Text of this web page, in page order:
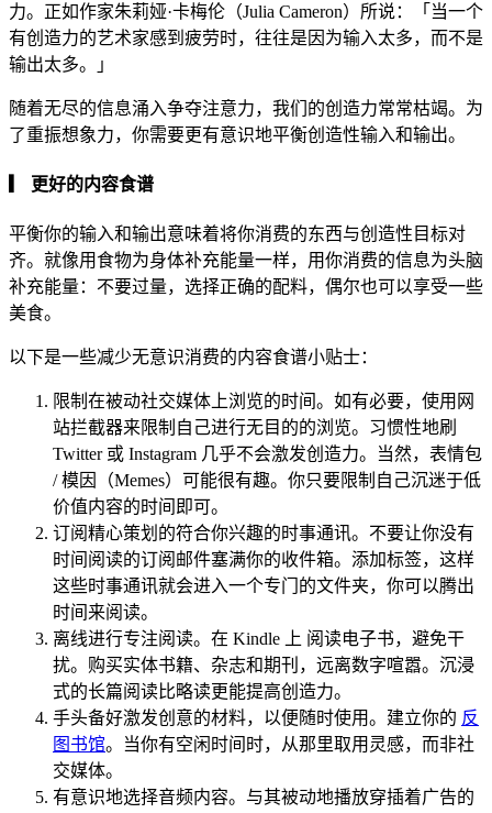
力。正如作家朱莉娅·卡梅伦（Julia Cameron）所说：「当一个
有创造力的艺术家感到疲劳时，往往是因为输入太多，而不是
输出太多。」
随着无尽的信息涌入争夺注意力，我们的创造力常常枯竭。为
了重振想象力，你需要更有意识地平衡创造性输入和输出。
▎ 更好的内容食谱
平衡你的输入和输出意味着将你消费的东西与创造性目标对
齐。就像用食物为身体补充能量一样，用你消费的信息为头脑
补充能量：不要过量，选择正确的配料，偶尔也可以享受一些
美食。
以下是一些减少无意识消费的内容食谱小贴士：
限制在被动社交媒体上浏览的时间。如有必要，使用网
站拦截器来限制自己进行无目的的浏览。习惯性地刷
Twitter 或 Instagram 几乎不会激发创造力。当然，表情包
/ 模因（Memes）可能很有趣。你只要限制自己沉迷于低
价值内容的时间即可。
订阅精心策划的符合你兴趣的时事通讯。不要让你没有
时间阅读的订阅邮件塞满你的收件箱。添加标签，这样
这些时事通讯就会进入一个专门的文件夹，你可以腾出
时间来阅读。
离线进行专注阅读。在 Kindle 上 阅读电子书，避免干
扰。购买实体书籍、杂志和期刊，远离数字喧嚣。沉浸
式的长篇阅读比略读更能提高创造力。
手头备好激发创意的材料，以便随时使用。建立你的 反
图书馆。当你有空闲时间时，从那里取用灵感，而非社
交媒体。
有意识地选择音频内容。与其被动地播放穿插着广告的